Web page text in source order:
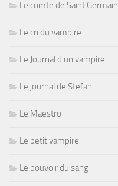
Le comte de Saint Germain
Le cri du vampire
Le Journal d'un vampire
Le journal de Stefan
Le Maestro
Le petit vampire
Le pouvoir du sang